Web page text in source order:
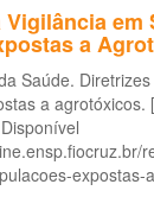
em
a
Saúde.
a agrotóxicos.
expostas-